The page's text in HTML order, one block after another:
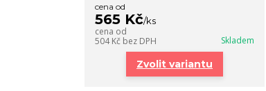
cena od
565 Kč/ks
cena od
504 Kč bez DPH Skladem
Zvolit variantu